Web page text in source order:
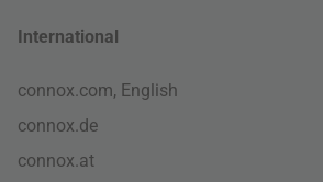
International
connox.com, English
connox.de
connox.at